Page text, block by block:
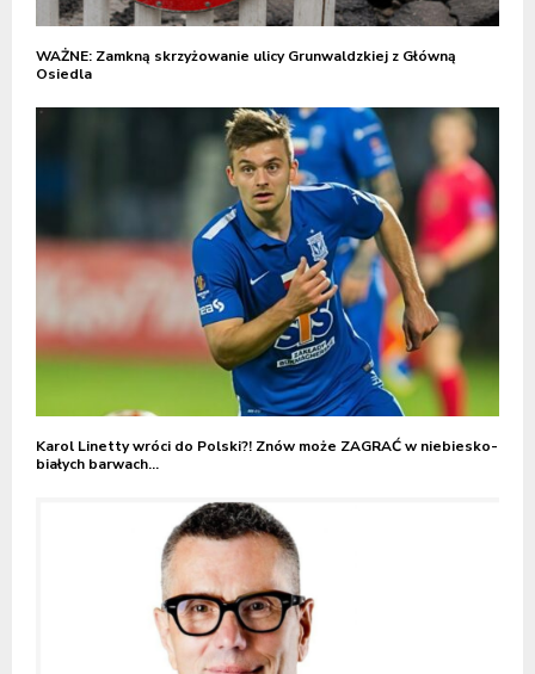
WAŻNE: Zamkną skrzyżowanie ulicy Grunwaldzkiej z Główną
Osiedla
Karol Linetty wróci do Polski?! Znów może ZAGRAĆ w niebiesko-
białych barwach…